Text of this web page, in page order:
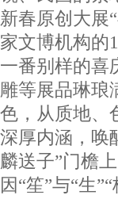
新春原创大
家文博机构的
一番别样的
雕等展品琳琅
色，从质地、
深厚内涵，唤
麟送子”门檐
因“笙”与“生